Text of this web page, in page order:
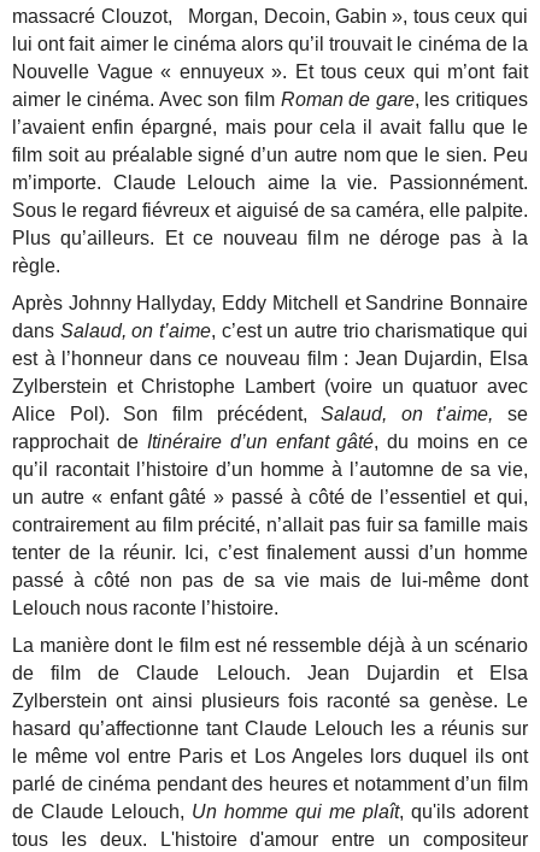
massacré Clouzot, Morgan, Decoin, Gabin », tous ceux qui
lui ont fait aimer le cinéma alors qu’il trouvait le cinéma de la
Nouvelle Vague « ennuyeux ». Et tous ceux qui m’ont fait
aimer le cinéma. Avec son film Roman de gare, les critiques
l’avaient enfin épargné, mais pour cela il avait fallu que le
film soit au préalable signé d’un autre nom que le sien. Peu
m’importe. Claude Lelouch aime la vie. Passionnément.
Sous le regard fiévreux et aiguisé de sa caméra, elle palpite.
Plus qu’ailleurs. Et ce nouveau film ne déroge pas à la
règle.
Après Johnny Hallyday, Eddy Mitchell et Sandrine Bonnaire
dans Salaud, on t’aime, c’est un autre trio charismatique qui
est à l’honneur dans ce nouveau film : Jean Dujardin, Elsa
Zylberstein et Christophe Lambert (voire un quatuor avec
Alice Pol). Son film précédent,Salaud, on t’aime, se
rapprochait de Itinéraire d’un enfant gâté, du moins en ce
qu’il racontait l’histoire d’un homme à l’automne de sa vie,
un autre « enfant gâté » passé à côté de l’essentiel et qui,
contrairement au film précité, n’allait pas fuir sa famille mais
tenter de la réunir. Ici, c’est finalement aussi d’un homme
passé à côté non pas de sa vie mais de lui-même dont
Lelouch nous raconte l’histoire.
La manière dont le film est né ressemble déjà à un scénario
de film de Claude Lelouch. Jean Dujardin et Elsa
Zylberstein ont ainsi plusieurs fois raconté sa genèse. Le
hasard qu’affectionne tant Claude Lelouch les a réunis sur
le même vol entre Paris et Los Angeles lors duquel ils ont
parlé de cinéma pendant des heures et notamment d’un film
de Claude Lelouch, Un homme qui me plaît, qu'ils adorent
tous les deux. L'histoire d'amour entre un compositeur